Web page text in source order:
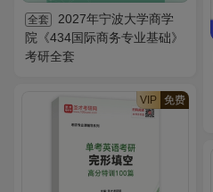
全套
2027年宁波大学商学
院《434国际商务专业基础》
考研全套
VIP 免费